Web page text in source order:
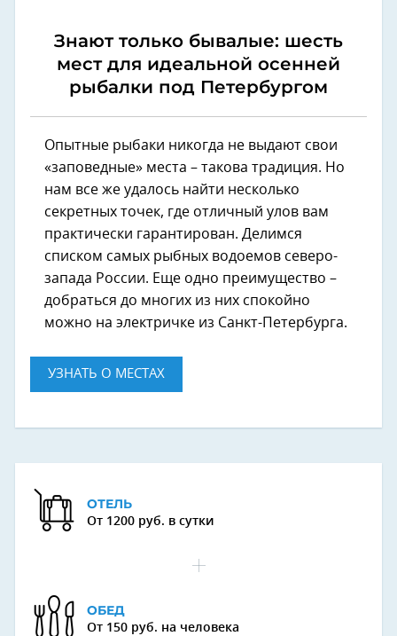
Знают только бывалые: шесть
мест для идеальной осенней
рыбалки под Петербургом
Опытные рыбаки никогда не выдают свои
«заповедные» места – такова традиция. Но
нам все же удалось найти несколько
секретных точек, где отличный улов вам
практически гарантирован. Делимся
списком самых рыбных водоемов северо-
запада России. Еще одно преимущество –
добраться до многих из них спокойно
можно на электричке из Санкт-Петербурга.
УЗНАТЬ О МЕСТАХ
ОТЕЛЬ
От 1200 руб. в сутки
ОБЕД
От 150 руб. на человека